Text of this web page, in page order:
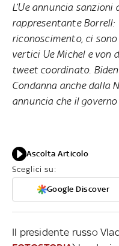
L’Ue annuncia
rappresentante Borrell:
riconoscimento, ci sono
vertici Ue Michel e von
tweet coordinato.
Condanna anche dalla
annuncia che il
Ascolta Articolo
Sceglici su:
Google Discover
Il presidente russo